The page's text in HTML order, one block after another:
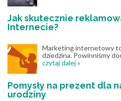
Jak skutecznie
Internecie?
Marketing internetowy
dziedzina. Powinniśmy
czytaj dalej »
Pomysły na prezent dla
urodziny